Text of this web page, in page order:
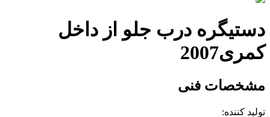
دستیگره درب جلو از داخل
کمری2007
مشخصات فنی
تولید کننده: